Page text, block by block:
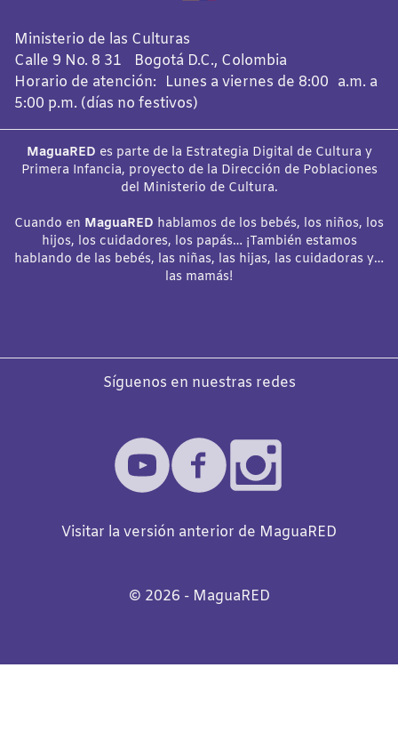
Ministerio de las Culturas
Calle 9 No. 8 31 Bogotá D.C., Colombia
Horario de atención: Lunes a viernes de 8:00 a.m. a
5:00 p.m. (días no festivos)
MaguaRED es parte de la Estrategia Digital de Cultura y
Primera Infancia, proyecto de la Dirección de Poblaciones
del Ministerio de Cultura.
Cuando en MaguaRED hablamos de los bebés, los niños, los
hijos, los cuidadores, los papás… ¡También estamos
hablando de las bebés, las niñas, las hijas, las cuidadoras y…
las mamás!
Síguenos en nuestras redes
Visitar la versión anterior de MaguaRED
©️ 2026 - MaguaRED